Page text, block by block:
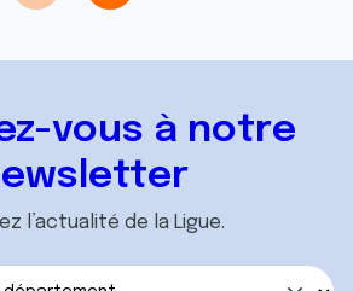
vous à notre
l’actualité de la Ligue.